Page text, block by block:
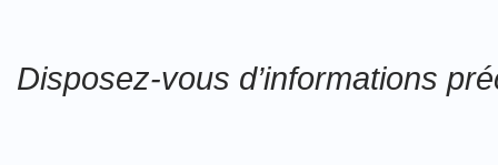
Disposez-vous d’informations